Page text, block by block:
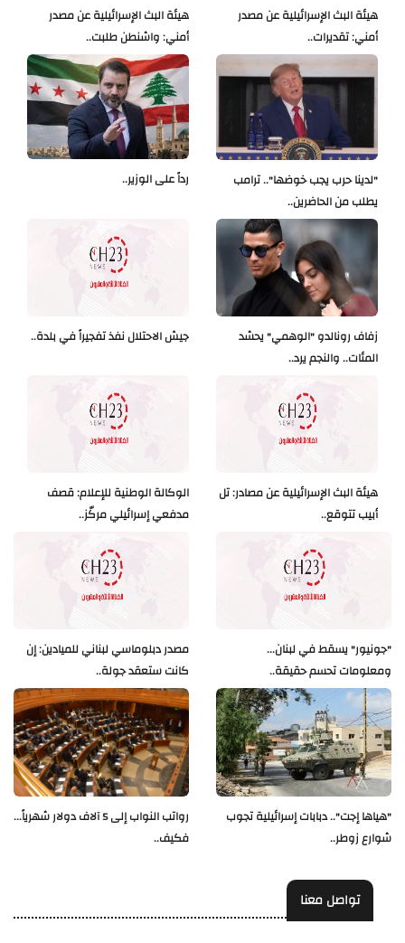
هيئة البث الإسرائيلية عن مصدر
أمني: واشنطن طلبت..
هيئة البث الإسرائيلية عن مصدر
أمني: تقديرات..
رداً على الوزير..
"لدينا حرب يجب خوضها".. ترامب
يطلب من الحاضرين..
جيش الاحتلال نفذ تفجيراً في بلدة..
زفاف رونالدو "الوهمي" يحشد
المئات.. والنجم يرد..
الوكالة الوطنية للإعلام: قصف
مدفعي إسرائيلي مركّز..
هيئة البث الإسرائيلية عن مصادر: تل
أبيب تتوقع..
مصدر دبلوماسي لبناني للميادين: إن
كانت ستعقد جولة..
"جونيور" يسقط في لبنان...
ومعلومات تحسم حقيقة..
رواتب النواب إلى 5 آلاف دولار شهرياً...
فكيف..
"هياها إجت".. دبابات إسرائيلية تجوب
شوارع زوطر..
تواصل معنا